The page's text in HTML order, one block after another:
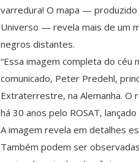
varredura! O mapa —
Universo — revela mais de um
negros distantes.
“Essa imagem completa do
comunicado, Peter Predehl,
Extraterrestre, na Alemanha.
há 30 anos pelo ROSAT,
A imagem revela em detalhes
Também podem ser